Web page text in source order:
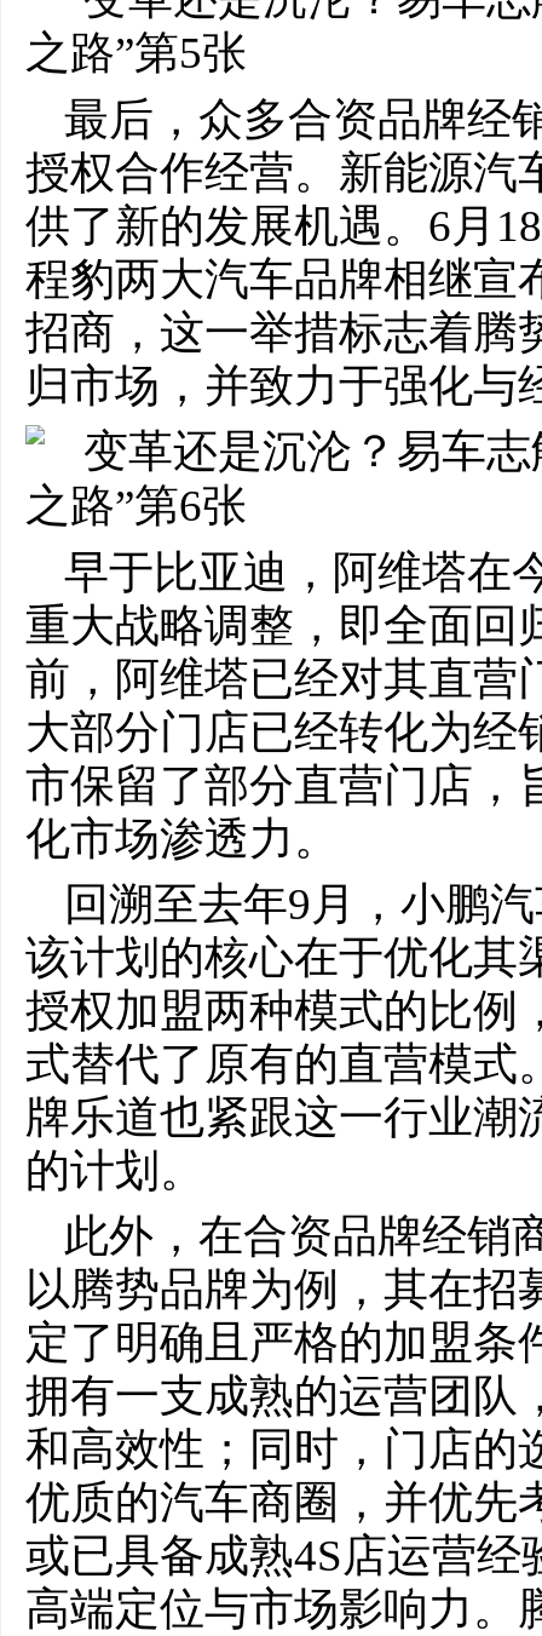
最后，众多合资品牌经
授权合作经营。新能源汽
供了新的发展机遇。6月
程豹两大汽车品牌相继宣
招商，这一举措标志着腾
归市场，并致力于强化与
早于比亚迪，阿维塔在
重大战略调整，即全面回
前，阿维塔已经对其直营
大部分门店已经转化为经
市保留了部分直营门店，
化市场渗透力。
回溯至去年9月，小鹏
该计划的核心在于优化其
授权加盟两种模式的比例
式替代了原有的直营模式
牌乐道也紧跟这一行业潮
的计划。
此外，在合资品牌经销
以腾势品牌为例，其在招
定了明确且严格的加盟条
拥有一支成熟的运营团队
和高效性；同时，门店的
优质的汽车商圈，并优先
或已具备成熟4S店运营
高端定位与市场影响力。